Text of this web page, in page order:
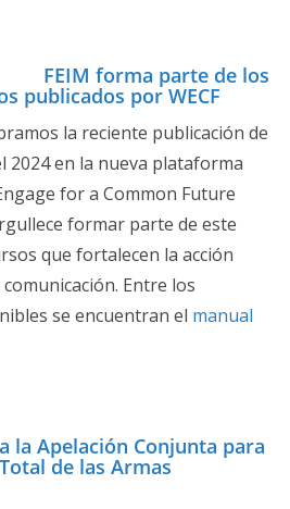
FEIM forma parte de los
publicados por WECF
la reciente publicación de
2024 en la nueva plataforma
for a Common Future
formar parte de este
que fortalecen la acción
Entre los
se encuentran el manual
la Apelación Conjunta para
de las Armas